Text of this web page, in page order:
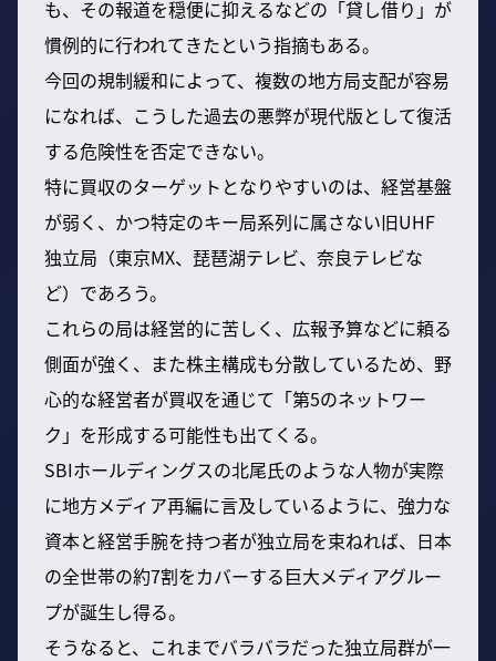
も、その報道を穏便に抑えるなどの「貸し借り」が
慣例的に行われてきたという指摘もある。
今回の規制緩和によって、複数の地方局支配が容易
になれば、こうした過去の悪弊が現代版として復活
する危険性を否定できない。
特に買収のターゲットとなりやすいのは、経営基盤
が弱く、かつ特定のキー局系列に属さない旧UHF
独立局（東京MX、琵琶湖テレビ、奈良テレビな
ど）であろう。
これらの局は経営的に苦しく、広報予算などに頼る
側面が強く、また株主構成も分散しているため、野
心的な経営者が買収を通じて「第5のネットワー
ク」を形成する可能性も出てくる。
SBIホールディングスの北尾氏のような人物が実際
に地方メディア再編に言及しているように、強力な
資本と経営手腕を持つ者が独立局を束ねれば、日本
の全世帯の約7割をカバーする巨大メディアグルー
プが誕生し得る。
そうなると、これまでバラバラだった独立局群が一